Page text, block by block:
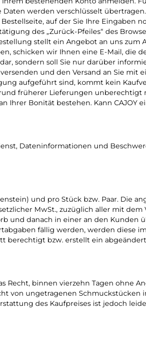
werden verschlüsselt
auf der Sie Ihre Eingaben
des „Zurück-Pfeiles“ des
stellt ein Angebot an uns zum
schicken wir Ihnen eine E-Mail,
sondern soll Sie nur darüber
und den Versand an Sie
aufgeführt sind, kommt kein
früherer Lieferungen
Ihrer Bonität bestehen. Kann
Dateninformationen und
und pro Stück bzw. Paar. Die
MwSt., zuzüglich aller mit
und danach in einer an den
fällig werden, werden diese
berechtigt bzw. erstellt ein
Recht, binnen vierzehn Tagen ohne
von ungetragenen Schmuckstücken
des Kaufpreises ist jedoch